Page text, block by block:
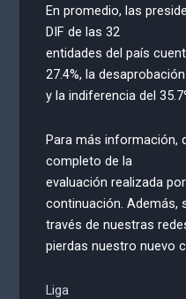
En promedio, las
DIF de las 32
entidades del país
27.4%, la
y la indiferencia del
Para más información,
completo de la
evaluación realizada
continuación. Además,
través de nuestras
pierdas nuestro nuevo
Liga